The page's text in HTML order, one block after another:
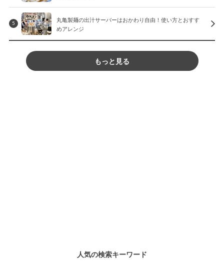
5
丸亀製麺の出汁サーバーはおかわり自由！使い方とおすす
めアレンジ
もっと見る
人気の検索キーワード